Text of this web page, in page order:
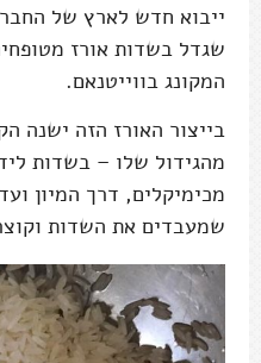
ייבוא חדש לארץ של
שגדל בשדות אורז
המקונג בווייטנאם.
בייצור האורז הזה ישנה
מהגידול שלו – בשדות
מכימיקלים, דרך המיון
שמעבדים את השדות